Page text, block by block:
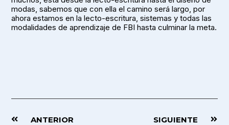
modas, sabemos que con ella el camino será largo, por
ahora estamos en la lecto-escritura, sistemas y todas las
modalidades de aprendizaje de FBI hasta culminar la meta.
ANTERIOR SIGUIENTE